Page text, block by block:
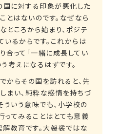
国に対する印象が悪化した
とはないのです。なぜなら
ころから始まり、ポジテ
るからです。これからは
合って「一緒に成長してい
考えになるはずです。
からその国を訪れると、先
まい、純粋な感情を持ちづ
ういう意味でも、小学校の
ってみることはとても意義
解教育です。大袈裟ではな